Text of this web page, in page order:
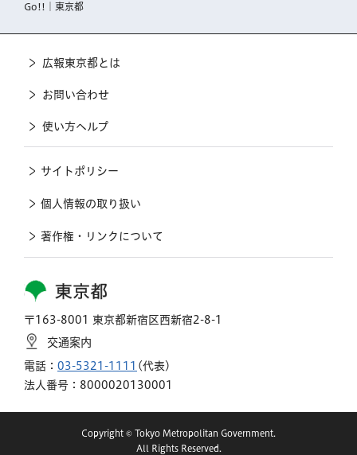
Go!!｜東京都
東京都
〒163-8001 東京都新宿区西新宿2-8-1
交通案内
電話： 03-5321-1111 (代表)
法人番号：8000020130001
広報東京都とは
お問い合わせ
使い方ヘルプ
サイトポリシー
個人情報の取り扱い
著作権・リンクについて
Copyright © Tokyo Metropolitan Government.
All Rights Reserved.